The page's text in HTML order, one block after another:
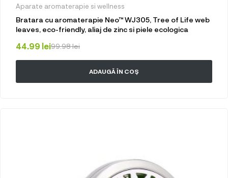
Aparate aromaterapie si wellness
Bratara cu aromaterapie Neo™ WJ305, Tree of Life web
leaves, eco-friendly, aliaj de zinc si piele ecologica
99.98lei
44.99 lei
ADAUGĂ ÎN COȘ